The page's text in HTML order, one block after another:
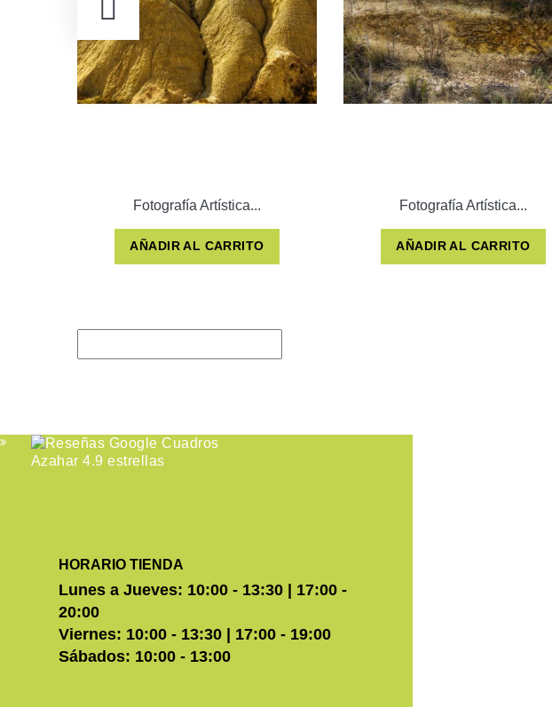
Fotografía Artística...
AÑADIR AL CARRITO
Fotografía Artística...
AÑADIR AL CARRITO
HORARIO TIENDA
Lunes a Jueves: 10:00 - 13:30 | 17:00 -
20:00
Viernes: 10:00 - 13:30 | 17:00 - 19:00
Sábados: 10:00 - 13:00